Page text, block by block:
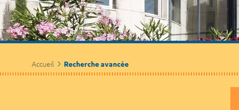
Accueil Recherche avancée